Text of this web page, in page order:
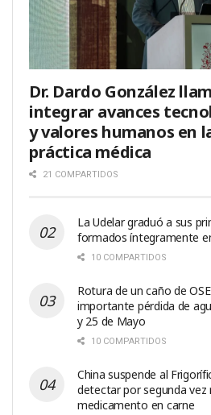
Dr. Dardo González
integrar avances
y valores humanos en
práctica médica
21 COMPARTIDOS
La Udelar graduó a sus
formados íntegramente
10 COMPARTIDOS
Rotura de un caño de
importante pérdida de
y 25 de Mayo
10 COMPARTIDOS
China suspende al
detectar por segunda vez
medicamento en carne